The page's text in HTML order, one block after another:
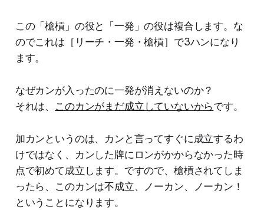
この「槍槓」の役と「一発」の役は複合します。な
のでこれは［リーチ・一発・槍槓］で3ハンになり
ます。
なぜカンが入ったのに一発が消えないのか？
それは、 このカンがまだ成立していないからです。
加カンというのは、カンと言ってすぐに成立するわ
けではなく、カンした牌にロンがかからなかった時
点で初めて成立します。ですので、槍槓されてしま
ったら、このカンは不成立、ノーカン、ノーカン！
ということになります。